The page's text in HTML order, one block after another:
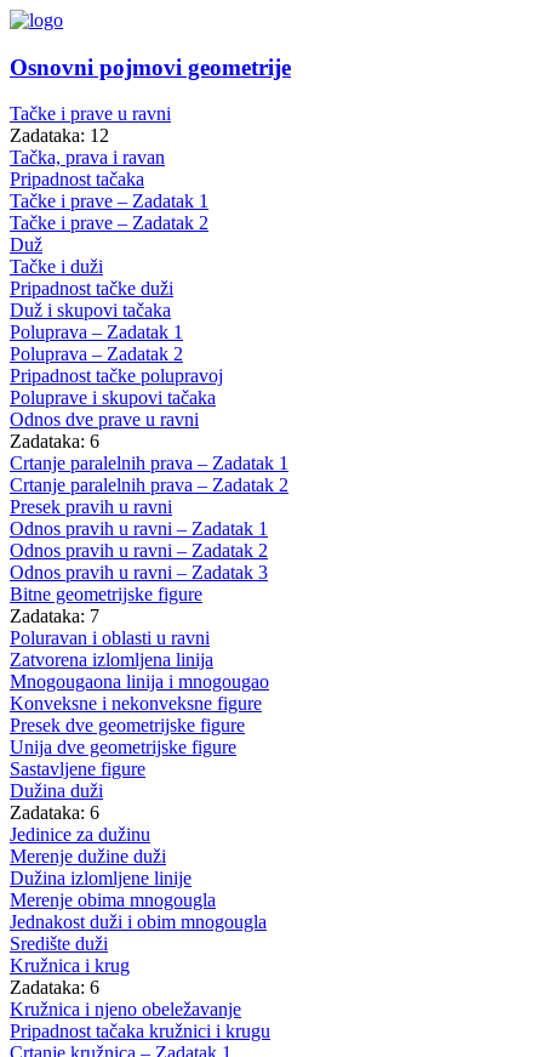
Osnovni pojmovi geometrije
Tačke i prave u ravni
Zadataka: 12
Tačka, prava i ravan
Pripadnost tačaka
Tačke i prave – Zadatak 1
Tačke i prave – Zadatak 2
Duž
Tačke i duži
Pripadnost tačke duži
Duž i skupovi tačaka
Poluprava – Zadatak 1
Poluprava – Zadatak 2
Pripadnost tačke polupravoj
Poluprave i skupovi tačaka
Odnos dve prave u ravni
Zadataka: 6
Crtanje paralelnih prava – Zadatak 1
Crtanje paralelnih prava – Zadatak 2
Presek pravih u ravni
Odnos pravih u ravni – Zadatak 1
Odnos pravih u ravni – Zadatak 2
Odnos pravih u ravni – Zadatak 3
Bitne geometrijske figure
Zadataka: 7
Poluravan i oblasti u ravni
Zatvorena izlomljena linija
Mnogougaona linija i mnogougao
Konveksne i nekonveksne figure
Presek dve geometrijske figure
Unija dve geometrijske figure
Sastavljene figure
Dužina duži
Zadataka: 6
Jedinice za dužinu
Merenje dužine duži
Dužina izlomljene linije
Merenje obima mnogougla
Jednakost duži i obim mnogougla
Središte duži
Kružnica i krug
Zadataka: 6
Kružnica i njeno obeležavanje
Pripadnost tačaka kružnici i krugu